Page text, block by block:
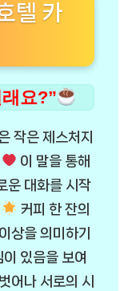
텔 카
요?”
작은 제스처지
이 말을 통해
운 대화를 시작
커피 한 잔의
상을 의미하기
있음을 보여
어나 서로의 시